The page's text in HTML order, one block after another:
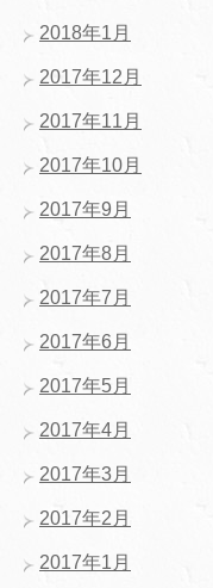
2018年1月
2017年12月
2017年11月
2017年10月
2017年9月
2017年8月
2017年7月
2017年6月
2017年5月
2017年4月
2017年3月
2017年2月
2017年1月